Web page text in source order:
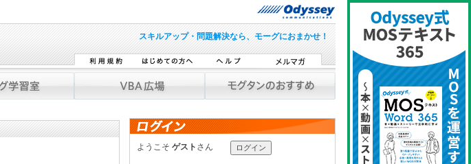
スキルアップ・問題解決なら、モーグにおまかせ！
ようこそ ゲスト さん